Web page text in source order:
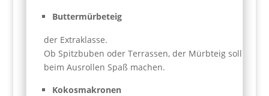
Buttermürbeteig
der Extraklasse.
Ob Spitzbuben oder Terrassen, der Mürbteig soll
beim Ausrollen Spaß machen.
Kokosmakronen